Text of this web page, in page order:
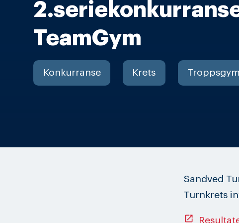
TeamGym
Konkurranse Krets
Sandved
Turnkrets
open_in_new